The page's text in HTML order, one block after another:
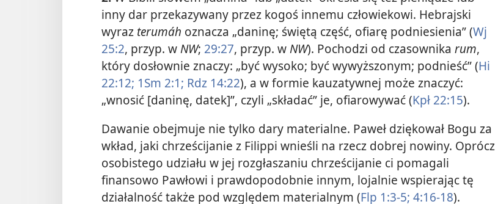
inny dar przekazywany przez kogoś innemu człowiekowi. Hebrajski
wyraz terumáh oznacza „daninę; świętą część, ofiarę podniesienia” (Wj
25:2, przyp. wNW; 29:27, przyp. wNW). Pochodzi od czasownika rum,
który dosłownie znaczy: „być wysoko; być wywyższonym; podnieść” (Hi
22:12; 1Sm 2:1; Rdz 14:22), a w formie kauzatywnej może znaczyć:
„wnosić [daninę, datek]”, czyli „składać” je, ofiarowywać (Kpł 22:15).
Dawanie obejmuje nie tylko dary materialne. Paweł dziękował Bogu za
wkład, jaki chrześcijanie z Filippi wnieśli na rzecz dobrej nowiny. Oprócz
osobistego udziału w jej rozgłaszaniu chrześcijanie ci pomagali
finansowo Pawłowi i prawdopodobnie innym, lojalnie wspierając tę
działalność także pod względem materialnym (Flp 1:3-5; 4:16-18).